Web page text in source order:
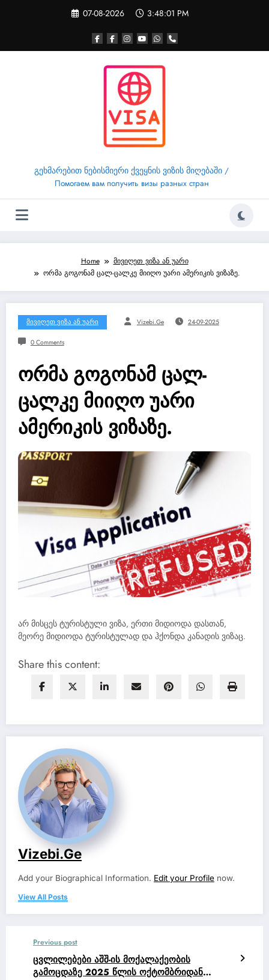
07-08-2026 3:48:01 PM
გეხმარებით ნებისმიერი ქვეყნის ვიზის მიღებაში /
Помогаем вам получить визы разных стран
Home
მივიღეთ ვიზა ან უარი
ორმა გოგონამ ცალ-ცალკე მიიღო უარი ამერიკის ვიზაზე.
Მივიღეთ Ვიზა Ან Უარი Vizebi.ge 24-09-2025
0 Comments
ორმა გოგონამ ცალ-
ცალკე მიიღო უარი
ამერიკის ვიზაზე.
არ მისცეს ტურისტული ვიზა, ერთი მიდიოდა დასთან,
მეორე მიდიოდა ტურისტულად და ჰქონდა კანადის ვიზაც.
Share this content:
Vizebi.ge
Add your Biographical Information. Edit your Profile now.
View All Posts
Previous post
ცვლილებები აშშ-ის მოქალაქეობის
გამოცდაზე 2025 წლის ოქტომბრიდან